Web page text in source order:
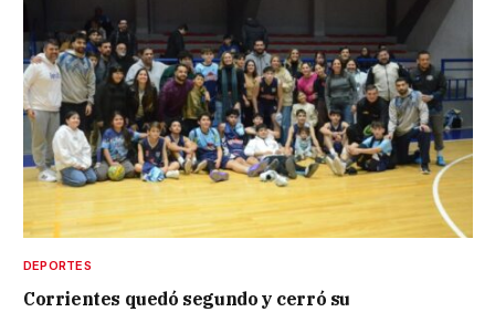
DEPORTES
Corrientes quedó segundo y cerró su